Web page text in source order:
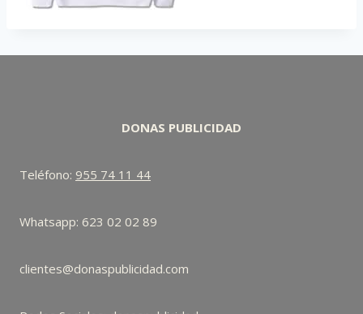
DONAS PUBLICIDAD
Teléfono: 955 74 11 44
Whatsapp: 623 02 02 89
clientes@donaspublicidad.com